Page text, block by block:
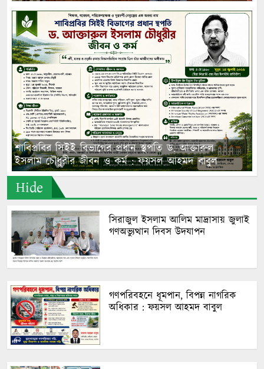
শাবিপ্রবির সিইই বিভাগের প্রধান স্থপতি ড. আক্তারুল
ইসলাম চৌধুরীর জীবন ও কর্ম : ফয়সল আহমদ বাবুল
Hide
সিরাজুল ইসলাম আলিম মাদ্রাসায় জুলাই
গণঅভ্যুত্থান দিবস উদযাপন
গণপরিবহনে ধূমপান, বিপন্ন নাগরিক
অধিকার : ফয়সল আহমদ বাবুল